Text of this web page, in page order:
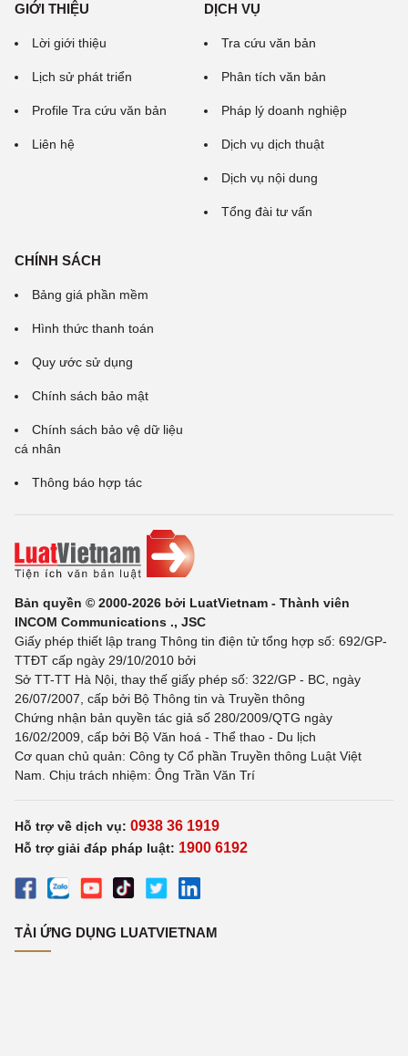
GIỚI THIỆU
Lời giới thiệu
Lịch sử phát triển
Profile Tra cứu văn bản
Liên hệ
DỊCH VỤ
Tra cứu văn bản
Phân tích văn bản
Pháp lý doanh nghiệp
Dịch vụ dịch thuật
Dịch vụ nội dung
Tổng đài tư vấn
CHÍNH SÁCH
Bảng giá phần mềm
Hình thức thanh toán
Quy ước sử dụng
Chính sách bảo mật
Chính sách bảo vệ dữ liệu
cá nhân
Thông báo hợp tác
Bản quyền © 2000-2026 bởi LuatVietnam - Thành viên
INCOM Communications ., JSC
Giấy phép thiết lập trang Thông tin điện tử tổng hợp số: 692/GP-
TTĐT cấp ngày 29/10/2010 bởi
Sở TT-TT Hà Nội, thay thế giấy phép số: 322/GP - BC, ngày
26/07/2007, cấp bởi Bộ Thông tin và Truyền thông
Chứng nhận bản quyền tác giả số 280/2009/QTG ngày
16/02/2009, cấp bởi Bộ Văn hoá - Thể thao - Du lịch
Cơ quan chủ quản: Công ty Cổ phần Truyền thông Luật Việt
Nam. Chịu trách nhiệm: Ông Trần Văn Trí
Hỗ trợ về dịch vụ: 0938 36 1919
Hỗ trợ giải đáp pháp luật: 1900 6192
TẢI ỨNG DỤNG LUATVIETNAM